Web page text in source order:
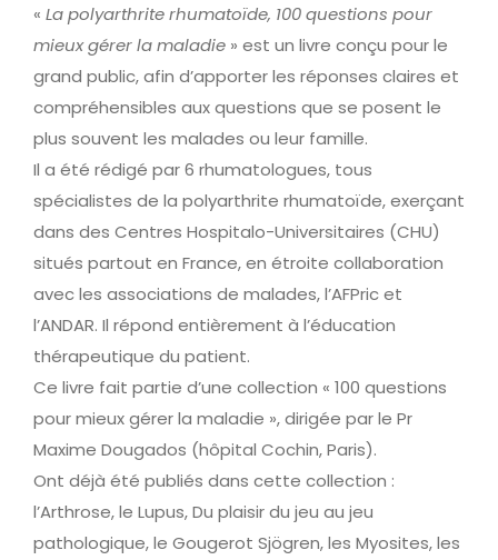
« La polyarthrite rhumatoïde, 100 questions pour
mieux gérer la maladie » est un livre conçu pour le
grand public, afin d’apporter les réponses claires et
compréhensibles aux questions que se posent le
plus souvent les malades ou leur famille.
Il a été rédigé par 6 rhumatologues, tous
spécialistes de la polyarthrite rhumatoïde, exerçant
dans des Centres Hospitalo-Universitaires (CHU)
situés partout en France, en étroite collaboration
avec les associations de malades, l’AFPric et
l’ANDAR. Il répond entièrement à l’éducation
thérapeutique du patient.
Ce livre fait partie d’une collection « 100 questions
pour mieux gérer la maladie », dirigée par le Pr
Maxime Dougados (hôpital Cochin, Paris).
Ont déjà été publiés dans cette collection :
l’Arthrose, le Lupus, Du plaisir du jeu au jeu
pathologique, le Gougerot Sjögren, les Myosites,les